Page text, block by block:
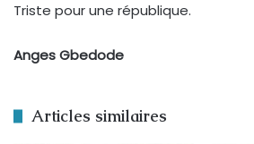
Triste pour une république.
Anges Gbedode
Articles similaires